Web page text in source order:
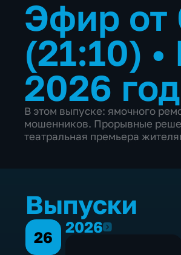
Эфир от
(21:10) •
2026
В этом выпуске: ямочного
мошенников. Прорывные
театральная премьера
Выпуски
26
20262026